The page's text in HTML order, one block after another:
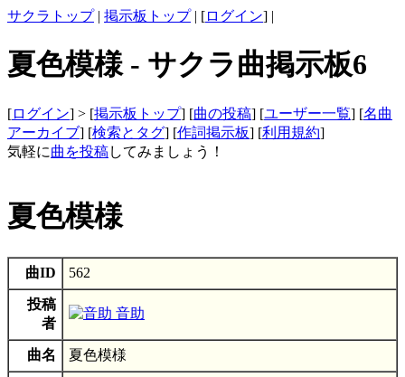
サクラトップ| 掲示板トップ| [ログイン] |
夏色模様 - サクラ曲掲示板6
[ログイン] > [掲示板トップ] [曲の投稿] [ユーザー一覧] [名曲
アーカイブ] [検索とタグ] [作詞掲示板] [利用規約]
気軽に曲を投稿してみましょう！
夏色模様
曲ID 562
投稿
者
音助
曲名 夏色模様